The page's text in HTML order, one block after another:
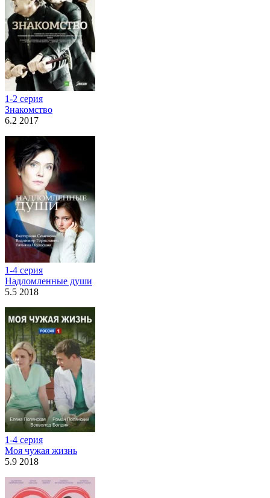
1-2 серия
Знакомство
6.2 2017
1-4 серия
Надломленные души
5.5 2018
1-4 серия
Моя чужая жизнь
5.9 2018